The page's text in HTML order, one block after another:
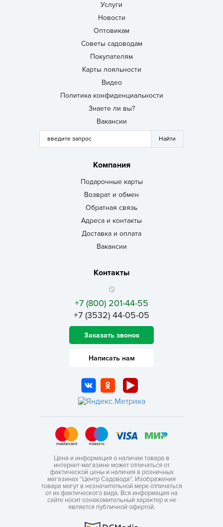
Услуги
Новости
Оптовикам
Советы садоводам
Покупателям
Карты лояльности
Видео
Политика конфиденциальности
Знаете ли вы?
Вакансии
Компания
Подарочные карты
Возврат и обмен
Обратная связь
Адреса и контакты
Доставка и оплата
Вакансии
Контакты
+7 (800) 201-44-55
+7 (3532) 44-05-05
Заказать звонок
Написать нам
Цена и информация о наличии товара в
интернет-магазине может отличаться от
фактической цены и наличия в розничных
магазинах “Центр Садовода”. Изображения
товара могут в незначительной мере отличаться
от их фактического вида. Вся информация на
сайте носит ознакомительный характер и не
является публичной офертой.